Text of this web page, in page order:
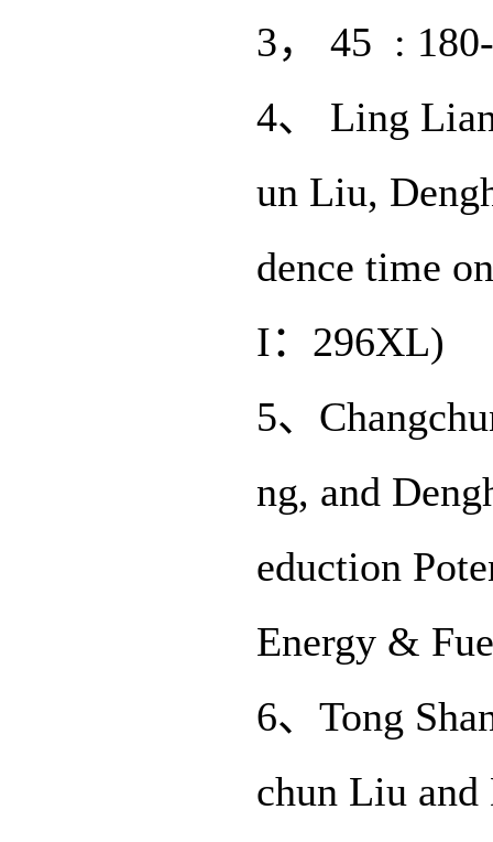
3， 45 :
4、 Ling
un Liu,
dence time
I：296XL)
5、
ng, and
eduction
Energy &
6、Tong
chun Liu